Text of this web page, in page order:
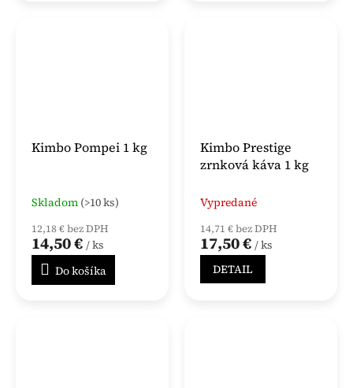
Kimbo Pompei 1 kg
Skladom (>10 ks)
12,18 € bez DPH
14,50 € / ks
Do košíka
Kimbo Prestige
zrnková káva 1 kg
Vypredané
14,71 € bez DPH
17,50 € / ks
DETAIL